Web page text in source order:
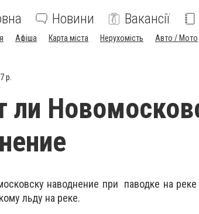
Новини Вакансії
Афіша Карта міста Нерухомість Авто / Мото
р.
ли
наводнение при паводке на
льду на реке.